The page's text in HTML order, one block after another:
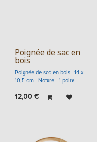
Poignée de sac en
bois
Poignée de sac en bois - 14 x
10,5 cm - Nature - 1 paire
12,00€